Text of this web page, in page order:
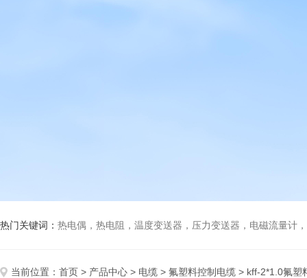
热门关键词： 热电偶，热电阻，温度变送器，压力变送器，电磁流量计，
当前位置： 首页 > 产品中心 > 电缆 > 氟塑料控制电缆 > kff-2*1.0氟塑